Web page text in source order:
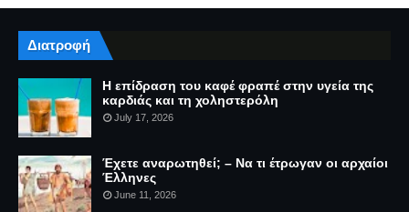
Διατροφή
Η επίδραση του καφέ φραπέ στην υγεία της
καρδιάς και τη χοληστερόλη
July 17, 2026
Έχετε αναρωτηθεί; – Να τι έτρωγαν οι αρχαίοι
Έλληνες
June 11, 2026